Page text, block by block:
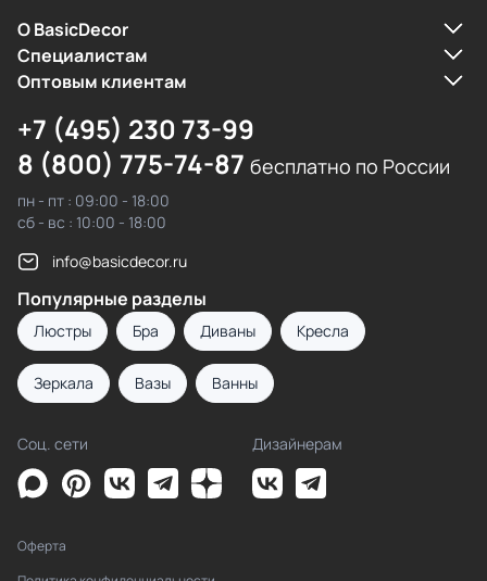
О BasicDecor
Cпециалистам
Оптовым клиентам
+7 (495) 230 73-99
8 (800) 775-74-87 бесплатно по России
пн - пт : 09:00 - 18:00
сб - вс : 10:00 - 18:00
info@basicdecor.ru
Популярные разделы
Люстры Бра Диваны Кресла
Зеркала Вазы Ванны
Соц. сети Дизайнерам
Оферта